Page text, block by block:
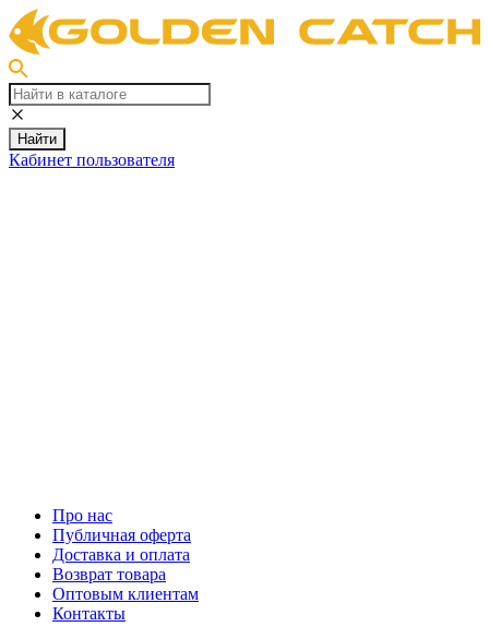
Найти
Кабинет пользователя
Про нас
Публичная оферта
Доставка и оплата
Возврат товара
Оптовым клиентам
Контакты